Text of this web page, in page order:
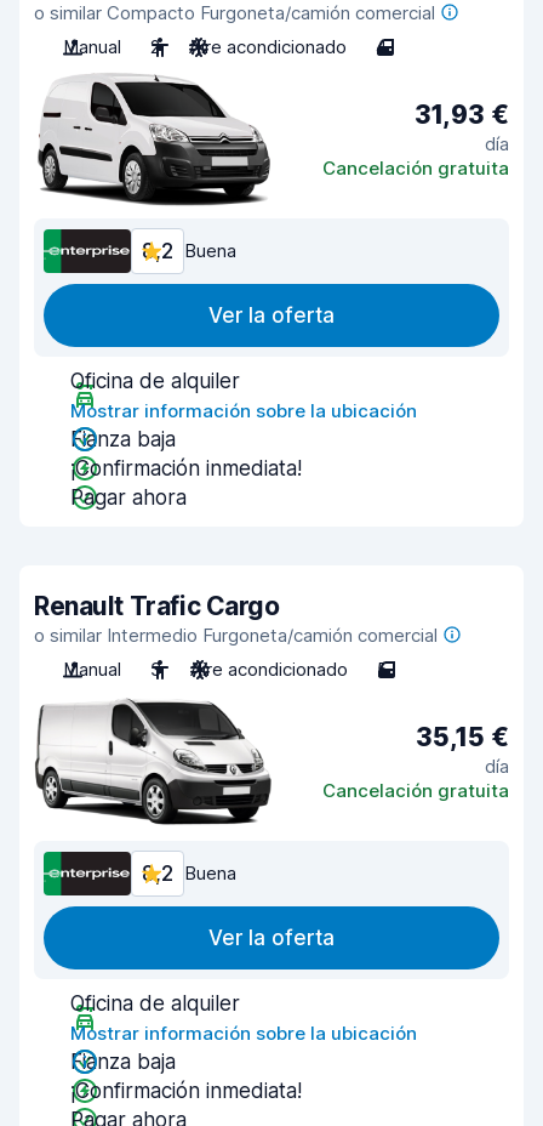
o similar Compacto Furgoneta/camión comercial
Manual
2 Aire acondicionado 4
31,93 €
día
Cancelación gratuita
8,2 Buena
Ver la oferta
Oficina de alquiler
Mostrar información sobre la ubicación
Fianza baja
¡Confirmación inmediata!
Pagar ahora
Renault Trafic Cargo
o similar Intermedio Furgoneta/camión comercial
Manual
3 Aire acondicionado 5
35,15 €
día
Cancelación gratuita
8,2 Buena
Ver la oferta
Oficina de alquiler
Mostrar información sobre la ubicación
Fianza baja
¡Confirmación inmediata!
Pagar ahora